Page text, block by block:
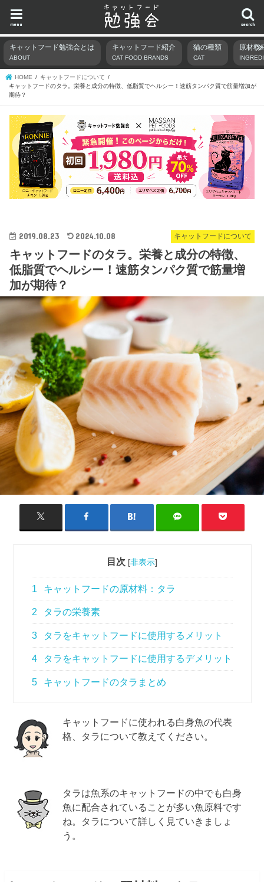
search
menu
キャットフード勉強会とは
ABOUT
キャットフード紹介
CAT FOOD BRANDS
猫の種類
CAT
原材料
HOME
キャットフードについて
キャットフードのタラ。栄養と成分の特徴、低脂質でヘルシー！速筋タンパク質で筋量増加が
期待？
キャットフードについて
2019.08.23 2024.10.08
キャットフードのタラ。栄養と成分の特徴、
低脂質でヘルシー！速筋タンパク質で筋量増
加が期待？
目次 [非表示]
1 キャットフードの原材料：タラ
2 タラの栄養素
3 タラをキャットフードに使用するメリット
4 タラをキャットフードに使用するデメリット
5 キャットフードのタラまとめ
キャットフードに使われる白身魚の代表
格、タラについて教えてください。
タラは魚系のキャットフードの中でも白身
魚に配合されていることが多い魚原料です
ね。タラについて詳しく見ていきましょ
う。